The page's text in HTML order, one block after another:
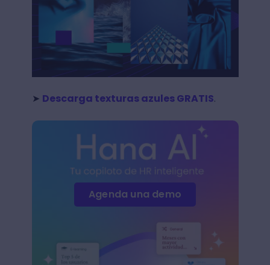
➤ Descarga texturas azules GRATIS.
Agenda una demo